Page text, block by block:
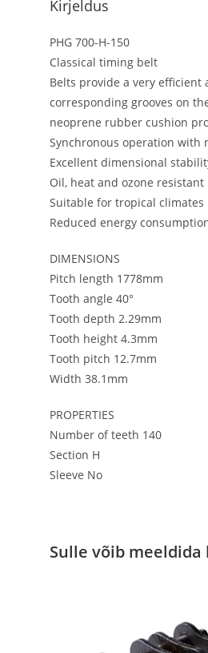
Kirjeldus
PHG 700-H-150
Classical timing belt
Belts provide a very
corresponding grooves on
neoprene rubber cushion
Synchronous operation with
Excellent dimensional
Oil, heat and ozone resistant
Suitable for tropical climates
Reduced energy
DIMENSIONS
Pitch length 1778mm
Tooth angle 40°
Tooth depth 2.29mm
Tooth height 4.3mm
Tooth pitch 12.7mm
Width 38.1mm
PROPERTIES
Number of teeth 140
Section H
Sleeve No
Sulle võib meeldida